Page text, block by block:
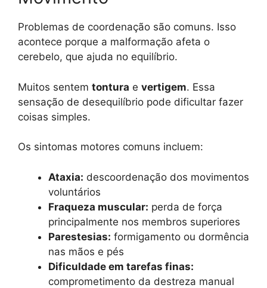
Problemas de coordenação são comuns. Isso
acontece porque a malformação afeta o
cerebelo, que ajuda no equilíbrio.
Muitos sentem tontura e vertigem. Essa
sensação de desequilíbrio pode dificultar fazer
coisas simples.
Os sintomas motores comuns incluem:
Ataxia: descoordenação dos movimentos
voluntários
Fraqueza muscular: perda de força
principalmente nos membros superiores
Parestesias: formigamento ou dormência
nas mãos e pés
Dificuldade em tarefas finas:
comprometimento da destreza manual